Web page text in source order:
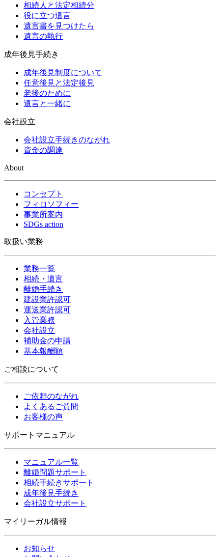
相続人と法定相続分
役に立つ遺言
遺言書を見つけたら
遺言の執行
成年後見手続き
成年後見制度について
任意後見と法定後見
老後のために
遺言と一緒に
会社設立
会社設立手続きのながれ
資金の調達
About
コンセプト
フィロソフィー
事業所案内
SDGs action
取扱い業務
業務一覧
相続・遺言
離婚手続き
建設業許認可
運送業許認可
入管業務
会社設立
補助金の申請
基本報酬額
ご相談について
ご依頼のながれ
よくあるご質問
お客様の声
サポートマニュアル
マニュアル一覧
離婚問題サポート
相続手続きサポート
成年後見手続き
会社設立サポート
マイリーガル情報
お知らせ